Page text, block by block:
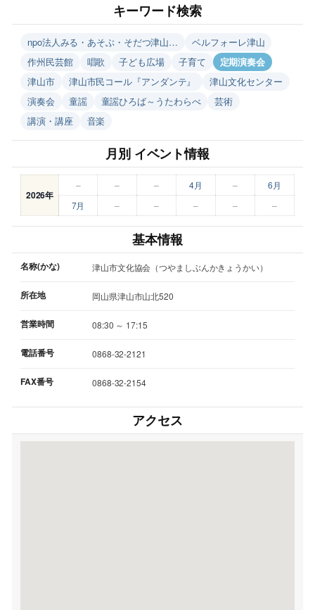
キーワード検索
npo法人みる・あそぶ・そだつ津山…
ベルフォーレ津山
作州民芸館
唱歌 子ども広場 子育て
定期演奏会
津山市
津山市民コール『アンダンテ』
津山文化センター
演奏会
童謡 童謡ひろば～うたわらべ
芸術
講演・講座
音楽
月別 イベント情報
2026年
– – – 4月 –
6月
7月
– – – – –
基本情報
名称(かな) 津山市文化協会（つやましぶんかきょうかい）
所在地 岡山県津山市山北520
営業時間 08:30 ～ 17:15
電話番号 0868-32-2121
FAX番号 0868-32-2154
アクセス